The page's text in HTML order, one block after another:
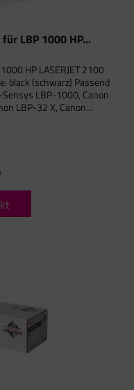
LBP 1000 HP...
HP LASERJET 2100
black (schwarz) Passend
LBP-1000, Canon
LBP-32 X, Canon...